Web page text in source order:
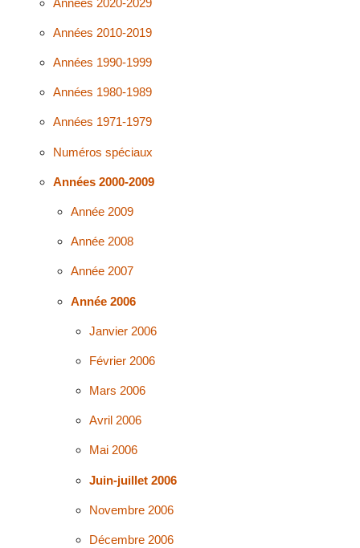
Années 2010-2019
Années 1990-1999
Années 1980-1989
Années 1971-1979
Numéros spéciaux
Années 2000-2009
Année 2009
Année 2008
Année 2007
Année 2006
Janvier 2006
Février 2006
Mars 2006
Avril 2006
Mai 2006
Juin-juillet 2006
Novembre 2006
Décembre 2006